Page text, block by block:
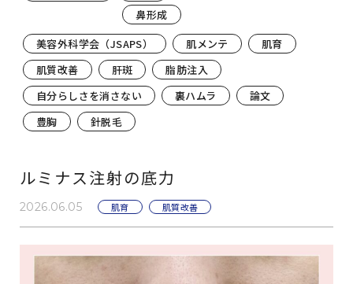
鼻形成
美容外科学会（JSAPS）
肌メンテ
肌育
肌質改善
肝斑
脂肪注入
自分らしさを消さない
裏ハムラ
論文
豊胸
針脱毛
ルミナス注射の底力
2026.06.05 肌育 肌質改善